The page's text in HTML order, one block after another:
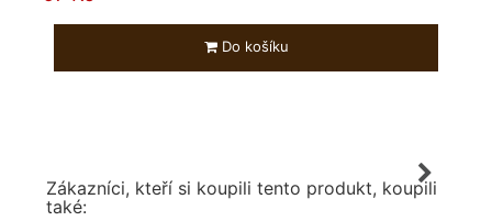
Do košíku
Zákazníci, kteří si koupili tento produkt, koupili
také: